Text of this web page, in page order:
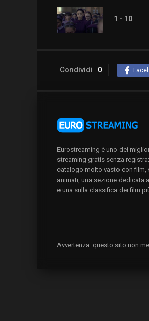
1 - 10
Condividi 0
Eurostreaming è uno dei
streaming gratis senza
catalogo molto vasto con film,
animati, una sezione dedicata
e una sulla classifica dei film
Avvertenza: questo sito non